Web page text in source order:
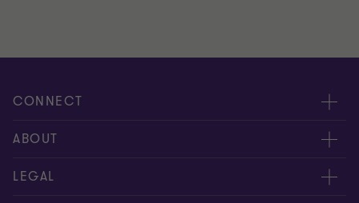
CONNECT
Contacteer ons
Geef ons uw feedback
ABOUT
Persberichten
LEGAL